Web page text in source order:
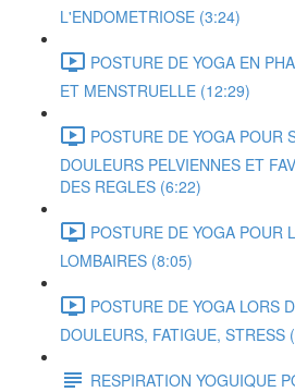
L'ENDOMETRIOSE (3:24)
POSTURE DE YOGA EN
ET MENSTRUELLE (12:29)
POSTURE DE YOGA POUR
DOULEURS PELVIENNES ET
DES REGLES (6:22)
POSTURE DE YOGA POUR
LOMBAIRES (8:05)
POSTURE DE YOGA LORS
DOULEURS, FATIGUE, STRESS
RESPIRATION YOGUIQUE